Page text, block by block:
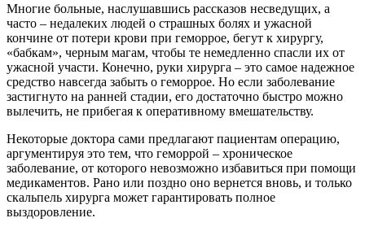
Многие больные, наслушавшись рассказов несведущих, а
часто – недалеких людей о страшных болях и ужасной
кончине от потери крови при геморрое, бегут к хирургу,
«бабкам», черным магам, чтобы те немедленно спасли их от
ужасной участи. Конечно, руки хирурга – это самое надежное
средство навсегда забыть о геморрое. Но если заболевание
застигнуто на ранней стадии, его достаточно быстро можно
вылечить, не прибегая к оперативному вмешательству.
Некоторые доктора сами предлагают пациентам операцию,
аргументируя это тем, что геморрой – хроническое
заболевание, от которого невозможно избавиться при помощи
медикаментов. Рано или поздно оно вернется вновь, и только
скальпель хирурга может гарантировать полное
выздоровление.